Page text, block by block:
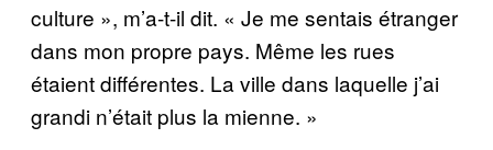
culture », m’a-t-il dit. « Je me sentais étranger
dans mon propre pays. Même les rues
étaient différentes. La ville dans laquelle j’ai
grandi n’était plus la mienne. »